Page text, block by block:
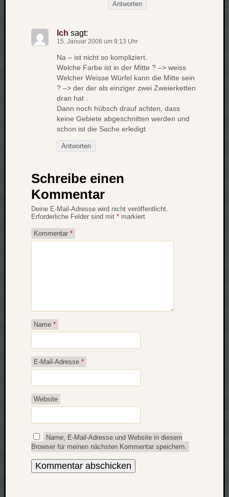
Antworten
Ich sagt:
15. Januar 2008 um 9:13 Uhr
Na – ist nicht so kompliziert.
Welche Farbe ist in der Mitte ? –> weiss
Welcher Weisse Würfel kann die Mitte sein
? –> der der als einziger zwei Zweierketten
dran hat .
Dann noch hübsch drauf achten, dass
keine Gebiete abgeschnitten werden und
schon ist die Sache erledigt
Antworten
Schreibe einen
Kommentar
Deine E-Mail-Adresse wird nicht veröffentlicht.
Erforderliche Felder sind mit * markiert
Kommentar *
Name *
E-Mail-Adresse *
Website
Name, E-Mail-Adresse und Website in diesem
Browser für meinen nächsten Kommentar speichern.